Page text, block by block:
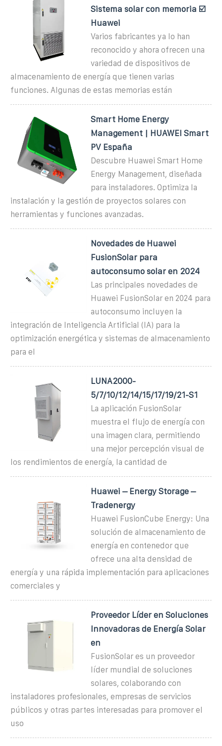
Sistema solar con memoria ☑️
Huawei
Varios fabricantes ya lo han
reconocido y ahora ofrecen una
variedad de dispositivos de
almacenamiento de energía que tienen varias
funciones. Algunas de estas memorias están
Smart Home Energy
Management | HUAWEI Smart
PV España
Descubre Huawei Smart Home
Energy Management, diseñada
para instaladores. Optimiza la
instalación y la gestión de proyectos solares con
herramientas y funciones avanzadas.
Novedades de Huawei
FusionSolar para
autoconsumo solar en 2024
Las principales novedades de
Huawei FusionSolar en 2024 para
autoconsumo incluyen la
integración de Inteligencia Artificial (IA) para la
optimización energética y sistemas de almacenamiento
para el
LUNA2000-
5/7/10/12/14/15/17/19/21-S1
La aplicación FusionSolar
muestra el flujo de energía con
una imagen clara, permitiendo
una mejor percepción visual de
los rendimientos de energía, la cantidad de
Huawei – Energy Storage –
Tradenergy
Huawei FusionCube Energy: Una
solución de almacenamiento de
energía en contenedor que
ofrece una alta densidad de
energía y una rápida implementación para aplicaciones
comerciales y
Proveedor Líder en Soluciones
Innovadoras de Energía Solar
en
FusionSolar es un proveedor
líder mundial de soluciones
solares, colaborando con
instaladores profesionales, empresas de servicios
públicos y otras partes interesadas para promover el
uso